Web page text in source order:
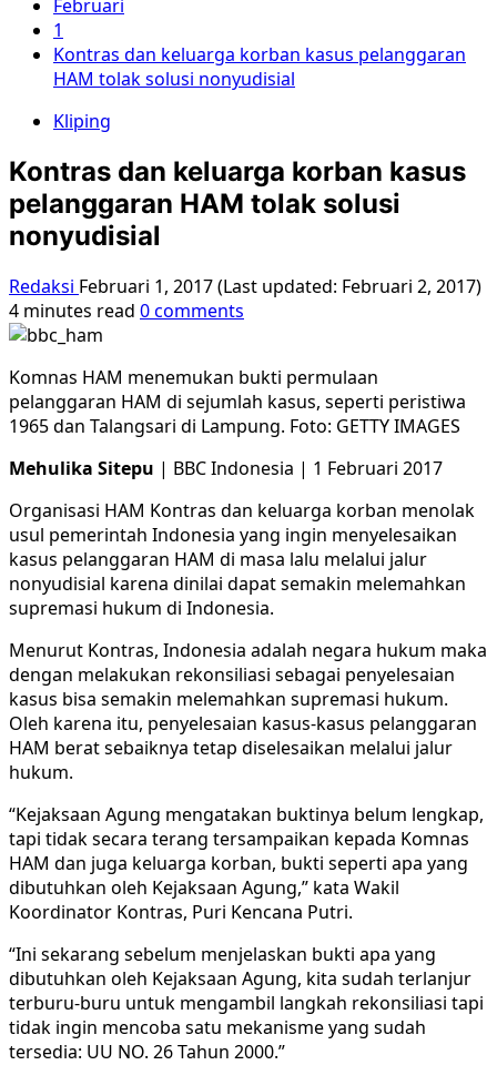
Februari
1
Kontras dan keluarga korban kasus pelanggaran
HAM tolak solusi nonyudisial
Kliping
Kontras dan keluarga korban kasus
pelanggaran HAM tolak solusi
nonyudisial
Redaksi Februari 1, 2017 (Last updated: Februari 2, 2017)
4 minutes read 0 comments
Komnas HAM menemukan bukti permulaan
pelanggaran HAM di sejumlah kasus, seperti peristiwa
1965 dan Talangsari di Lampung. Foto: GETTY IMAGES
Mehulika Sitepu | BBC Indonesia | 1 Februari 2017
Organisasi HAM Kontras dan keluarga korban menolak
usul pemerintah Indonesia yang ingin menyelesaikan
kasus pelanggaran HAM di masa lalu melalui jalur
nonyudisial karena dinilai dapat semakin melemahkan
supremasi hukum di Indonesia.
Menurut Kontras, Indonesia adalah negara hukum maka
dengan melakukan rekonsiliasi sebagai penyelesaian
kasus bisa semakin melemahkan supremasi hukum.
Oleh karena itu, penyelesaian kasus-kasus pelanggaran
HAM berat sebaiknya tetap diselesaikan melalui jalur
hukum.
“Kejaksaan Agung mengatakan buktinya belum lengkap,
tapi tidak secara terang tersampaikan kepada Komnas
HAM dan juga keluarga korban, bukti seperti apa yang
dibutuhkan oleh Kejaksaan Agung,” kata Wakil
Koordinator Kontras, Puri Kencana Putri.
“Ini sekarang sebelum menjelaskan bukti apa yang
dibutuhkan oleh Kejaksaan Agung, kita sudah terlanjur
terburu-buru untuk mengambil langkah rekonsiliasi tapi
tidak ingin mencoba satu mekanisme yang sudah
tersedia: UU NO. 26 Tahun 2000.”